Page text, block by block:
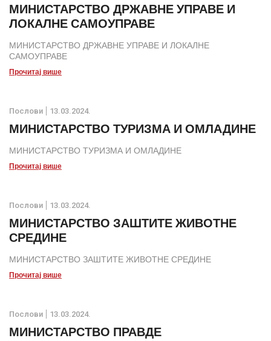
МИНИСТАРСТВО ДРЖАВНЕ УПРАВЕ И
ЛОКАЛНЕ САМОУПРАВЕ
МИНИСТАРСТВО ДРЖАВНЕ УПРАВЕ И ЛОКАЛНЕ
САМОУПРАВЕ
Прочитај више
Послови 13.03.2024.
МИНИСТАРСТВО ТУРИЗМА И ОМЛАДИНЕ
МИНИСТАРСТВО ТУРИЗМА И ОМЛАДИНЕ
Прочитај више
Послови 13.03.2024.
МИНИСТАРСТВО ЗАШТИТЕ ЖИВОТНЕ
СРЕДИНЕ
МИНИСТАРСТВО ЗАШТИТЕ ЖИВОТНЕ СРЕДИНЕ
Прочитај више
Послови 13.03.2024.
МИНИСТАРСТВО ПРАВДЕ